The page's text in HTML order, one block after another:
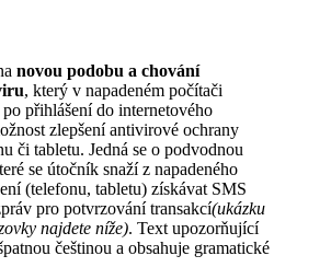
novou podobu a chování
, který v napadeném počítači
přihlášení do internetového
zlepšení antivirové ochrany
či tabletu. Jedná se o podvodnou
se útočník snaží z napadeného
(telefonu, tabletu) získávat SMS
pro potvrzování transakcí(ukázku
najdete níže). Text upozorňující
češtinou a obsahuje gramatické